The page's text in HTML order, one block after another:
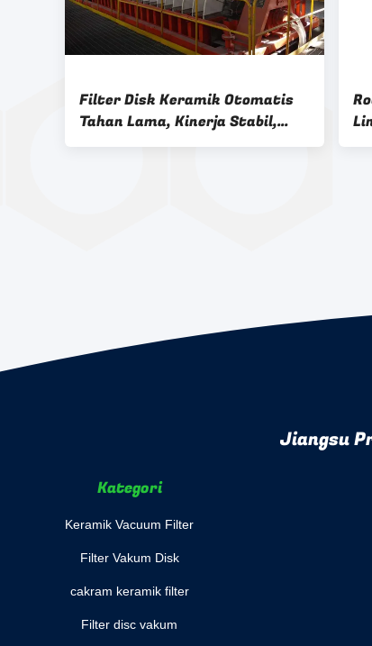
Filter Disk Keramik Otomatis
Tahan Lama, Kinerja Stabil,
Clear Filtrate
Jiangsu
Kategori
Keramik Vacuum Filter
Filter Vakum Disk
cakram keramik filter
Filter disc vakum